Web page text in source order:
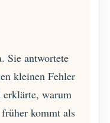
Sie antwortete
kleinen Fehler
warum
kommt als